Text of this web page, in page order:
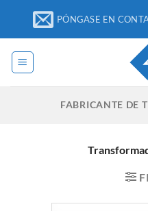
contenido
PÓNGASE EN
FABRICANTE DE